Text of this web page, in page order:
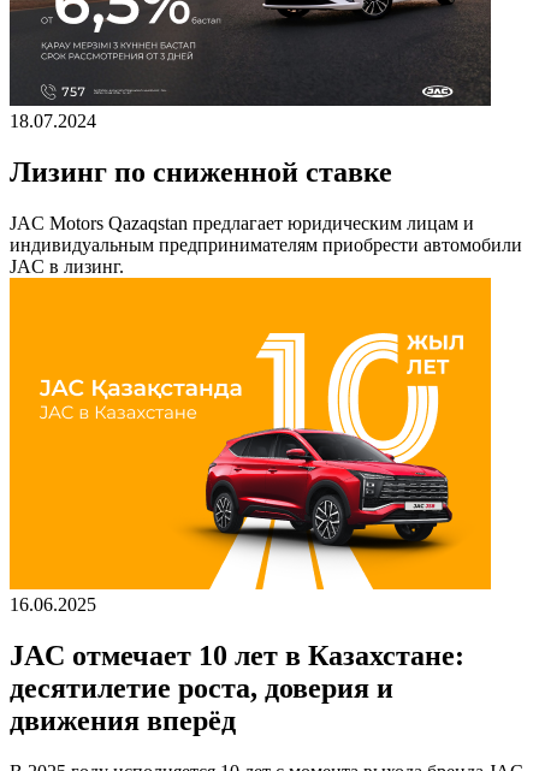
18.07.2024
Лизинг по сниженной ставке
JAC Motors Qazaqstan предлагает юридическим лицам и
индивидуальным предпринимателям приобрести автомобили
JAC в лизинг.
16.06.2025
JAC отмечает 10 лет в Казахстане:
десятилетие роста, доверия и
движения вперёд